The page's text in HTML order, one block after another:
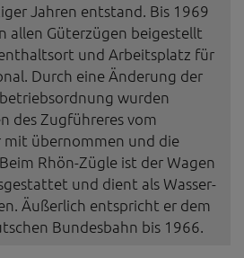
Jahren entstand. Bis 1969
allen Güterzügen beigestellt
und Arbeitsplatz für
Durch eine Änderung der
wurden
des Zugführeres vom
mit übernommen und die
Rhön-Zügle ist der Wagen
und dient als Wasser-
Äußerlich entspricht er dem
Bundesbahn bis 1966.